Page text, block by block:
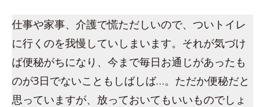
仕事や家事、介護で慌ただしいので、ついトイレ
に行くのを我慢していしまいます。それが気づけ
ば便秘がちになり、今まで毎日お通じがあったも
のが3日でないこともしばしば…。ただか便秘だと
思っていますが、放っておいてもいいものでしょ